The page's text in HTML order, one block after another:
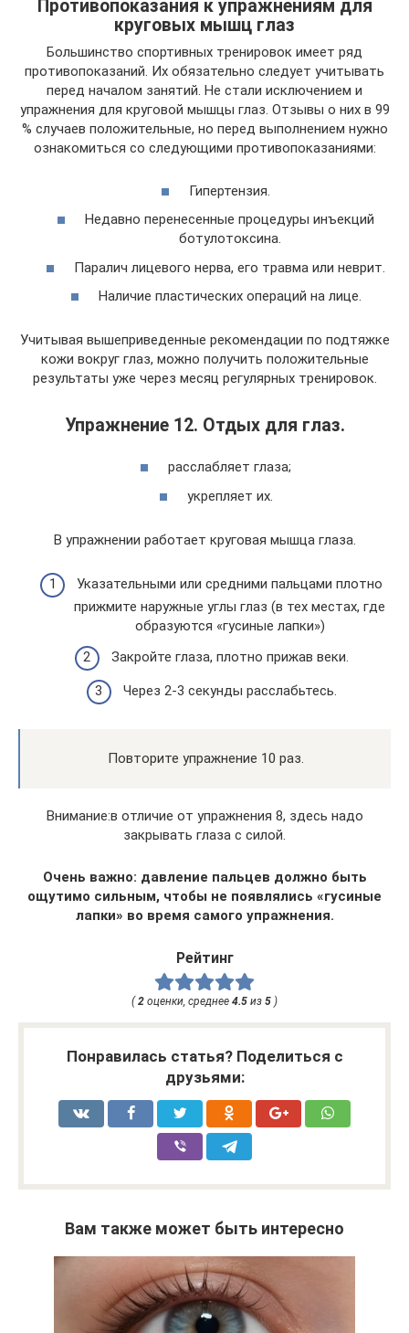
Противопоказания к упражнениям для
круговых мышц глаз
Большинство спортивных тренировок имеет ряд
противопоказаний. Их обязательно следует учитывать
перед началом занятий. Не стали исключением и
упражнения для круговой мышцы глаз. Отзывы о них в 99
% случаев положительные, но перед выполнением нужно
ознакомиться со следующими противопоказаниями:
Гипертензия.
Недавно перенесенные процедуры инъекций
ботулотоксина.
Паралич лицевого нерва, его травма или неврит.
Наличие пластических операций на лице.
Учитывая вышеприведенные рекомендации по подтяжке
кожи вокруг глаз, можно получить положительные
результаты уже через месяц регулярных тренировок.
Упражнение 12. Отдых для глаз.
расслабляет глаза;
укрепляет их.
В упражнении работает круговая мышца глаза.
Указательными или средними пальцами плотно
прижмите наружные углы глаз (в тех местах, где
образуются «гусиные лапки»)
Закройте глаза, плотно прижав веки.
Через 2-3 секунды расслабьтесь.
Повторите упражнение 10 раз.
Внимание:в отличие от упражнения 8, здесь надо
закрывать глаза с силой.
Очень важно: давление пальцев должно быть
ощутимо сильным, чтобы не появлялись «гусиные
лапки» во время самого упражнения.
Рейтинг
(2 оценки, среднее 4.5 из 5 )
Понравилась статья? Поделиться с
друзьями:
Вам также может быть интересно